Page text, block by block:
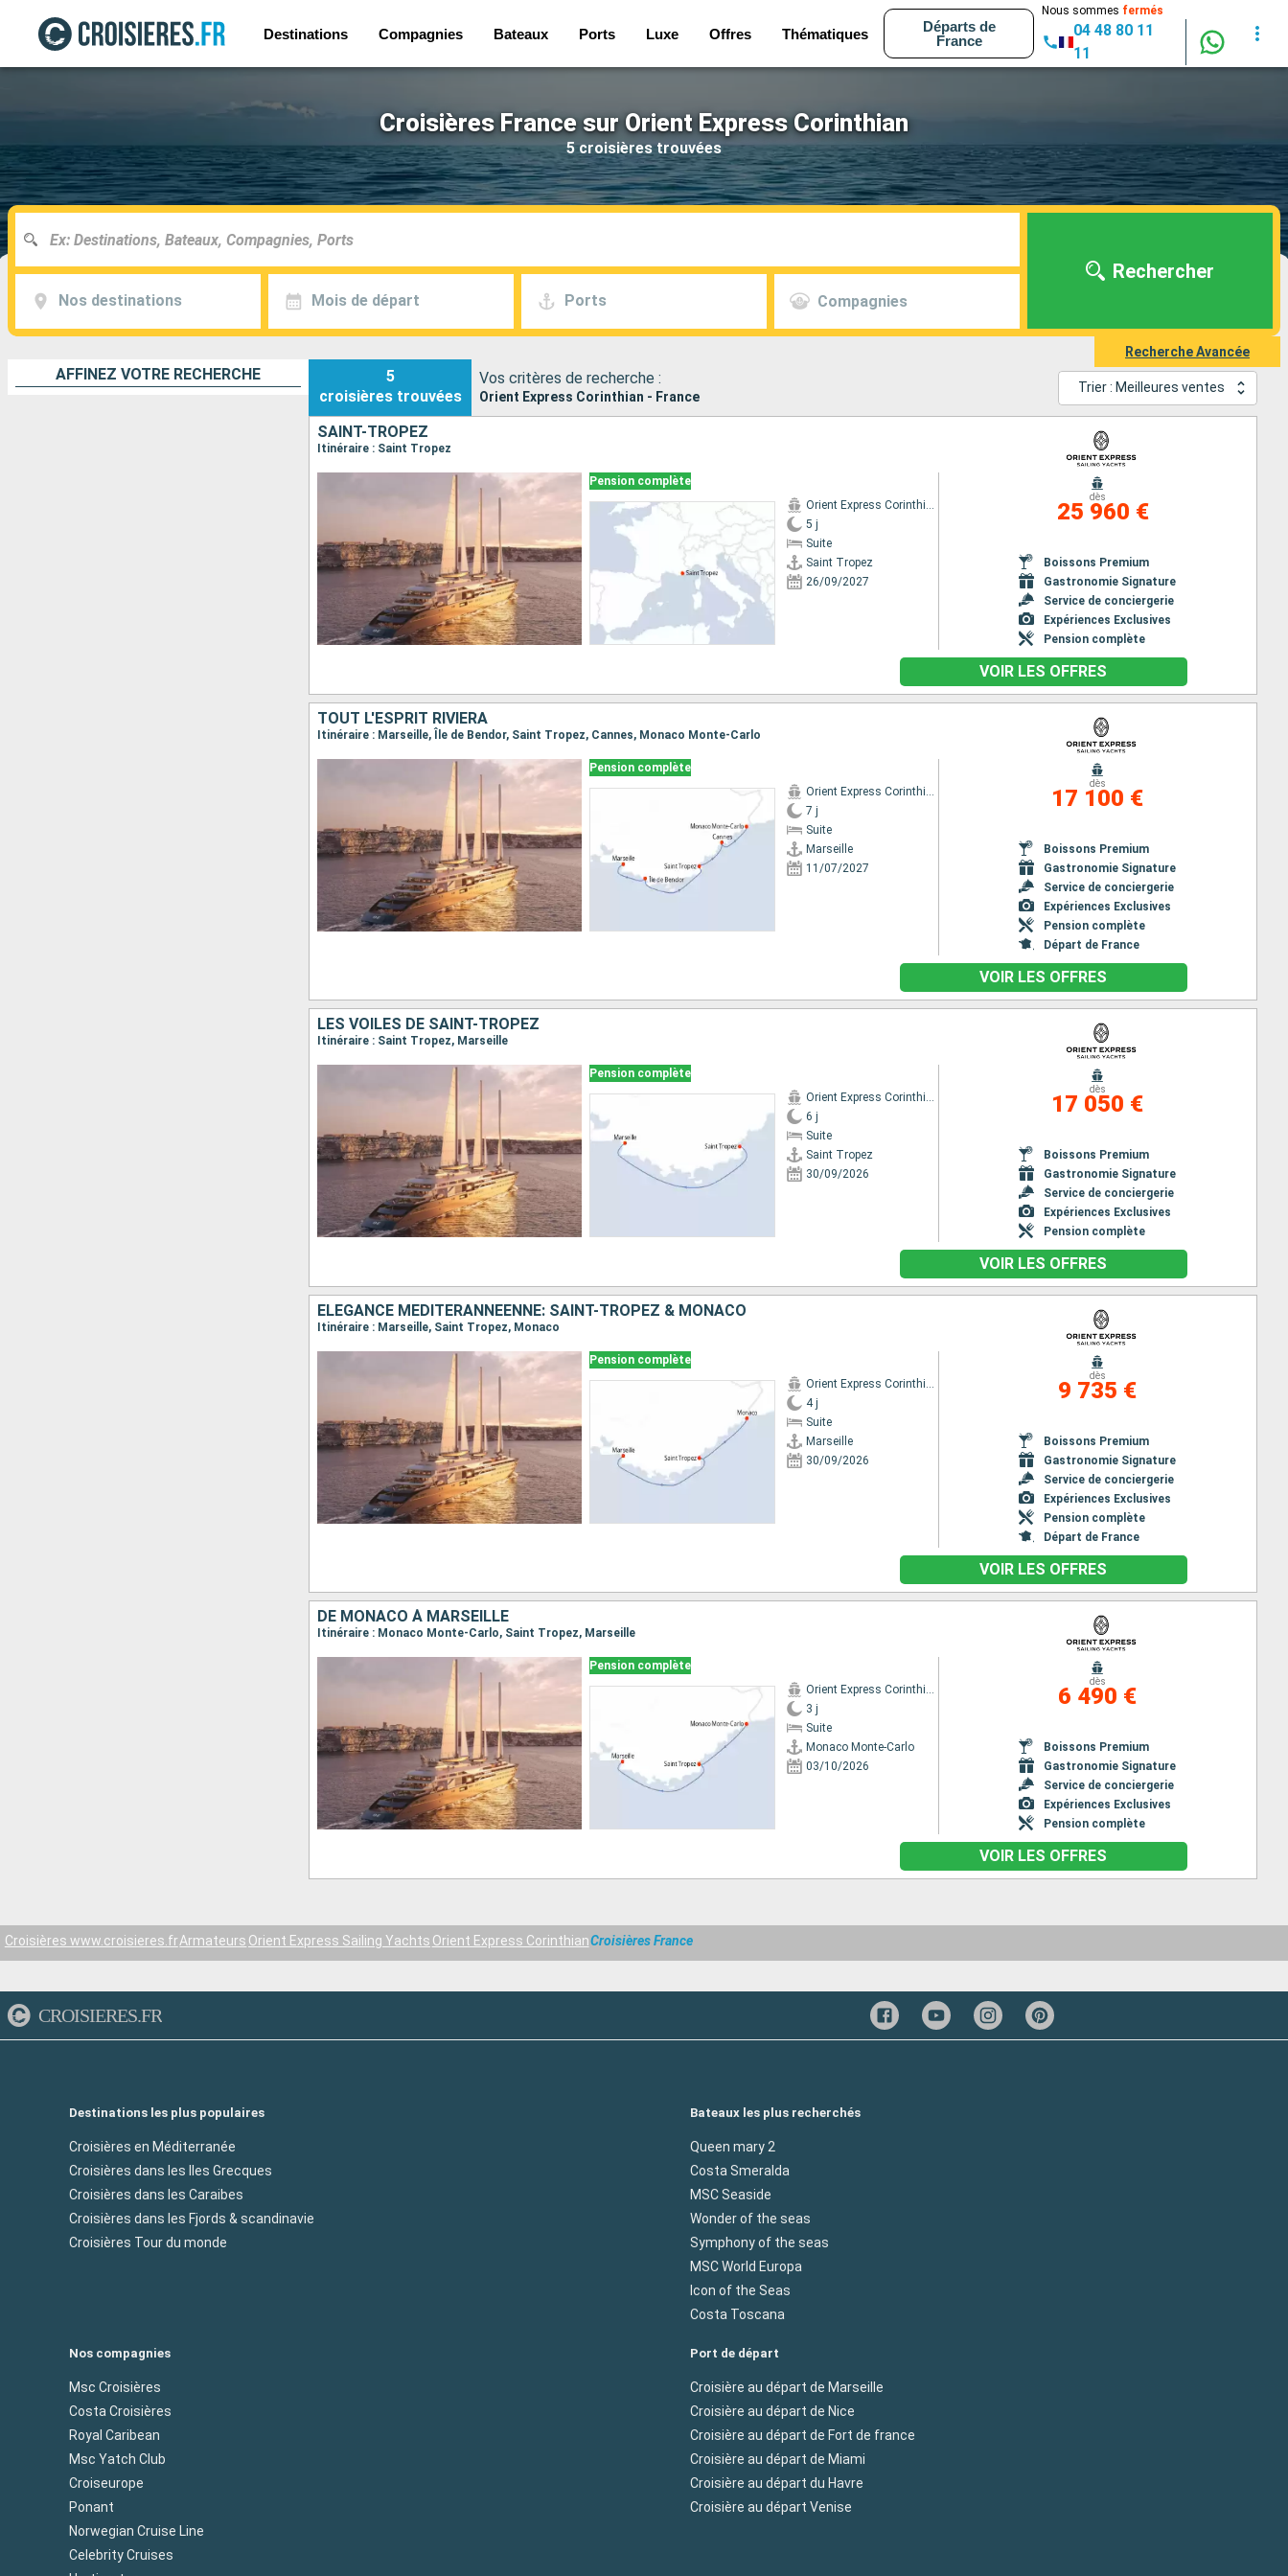
Destinations Compagnies Bateaux Ports Luxe Offres Thématiques
Départs de
France
Nous sommes fermés
04 48 80 11
11
Croisières France sur Orient Express Corinthian
5 croisières trouvées
Nos destinations Mois de départ Ports Compagnies
Rechercher
Recherche Avancée
AFFINEZ VOTRE RECHERCHE
5
croisières trouvées
Vos critères de recherche :
Orient Express Corinthian - France
Trier : Meilleures ventes
SAINT-TROPEZ
Itinéraire : Saint Tropez
Pension complète
Orient Express Corinthian
5 j
Suite
Saint Tropez
26/09/2027
dès
25 960 €
Boissons Premium
Gastronomie Signature
Service de conciergerie
Expériences Exclusives
Pension complète
VOIR LES OFFRES
TOUT L'ESPRIT RIVIERA
Itinéraire : Marseille, Île de Bendor, Saint Tropez, Cannes, Monaco Monte-Carlo
Pension complète
Orient Express Corinthian
7 j
Suite
Marseille
11/07/2027
dès
17 100 €
Boissons Premium
Gastronomie Signature
Service de conciergerie
Expériences Exclusives
Pension complète
Départ de France
VOIR LES OFFRES
LES VOILES DE SAINT-TROPEZ
Itinéraire : Saint Tropez, Marseille
Pension complète
Orient Express Corinthian
6 j
Suite
Saint Tropez
30/09/2026
dès
17 050 €
Boissons Premium
Gastronomie Signature
Service de conciergerie
Expériences Exclusives
Pension complète
VOIR LES OFFRES
ELÉGANCE MÉDITÉRANNÉENNE: SAINT-TROPEZ & MONACO
Itinéraire : Marseille, Saint Tropez, Monaco
Pension complète
Orient Express Corinthian
4 j
Suite
Marseille
30/09/2026
dès
9 735 €
Boissons Premium
Gastronomie Signature
Service de conciergerie
Expériences Exclusives
Pension complète
Départ de France
VOIR LES OFFRES
DE MONACO À MARSEILLE
Itinéraire : Monaco Monte-Carlo, Saint Tropez, Marseille
Pension complète
Orient Express Corinthian
3 j
Suite
Monaco Monte-Carlo
03/10/2026
dès
6 490 €
Boissons Premium
Gastronomie Signature
Service de conciergerie
Expériences Exclusives
Pension complète
VOIR LES OFFRES
Croisières www.croisieres.frArmateurs Orient Express Sailing Yachts Orient Express CorinthianCroisières France
CROISIERES.FR
Destinations les plus populaires
Croisières en Méditerranée
Croisières dans les Iles Grecques
Croisières dans les Caraibes
Croisières dans les Fjords & scandinavie
Croisières Tour du monde
Bateaux les plus recherchés
Queen mary 2
Costa Smeralda
MSC Seaside
Wonder of the seas
Symphony of the seas
MSC World Europa
Icon of the Seas
Costa Toscana
Nos compagnies
Msc Croisières
Costa Croisières
Royal Caribean
Msc Yatch Club
Croiseurope
Ponant
Norwegian Cruise Line
Celebrity Cruises
Port de départ
Croisière au départ de Marseille
Croisière au départ de Nice
Croisière au départ de Fort de france
Croisière au départ de Miami
Croisière au départ du Havre
Croisière au départ Venise